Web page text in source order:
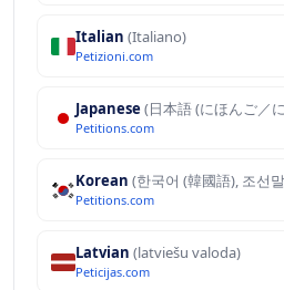
Italian (Italiano)
Petizioni.com
Japanese (日本語 (にほんご／
Petitions.com
Korean (한국어 (韓國語), 조선
Petitions.com
Latvian (latviešu valoda)
Peticijas.com